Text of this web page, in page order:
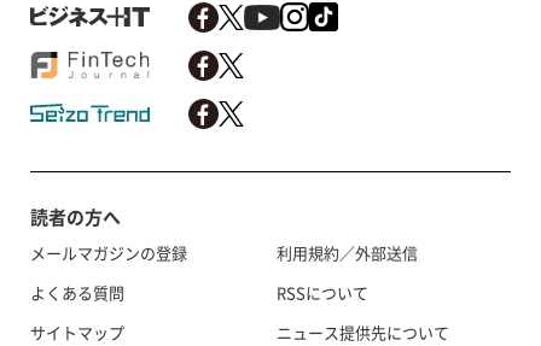
読者の方へ
メールマガジンの登録
よくある質問
サイトマップ
利用規約／外部送信
RSSについて
ニュース提供先について